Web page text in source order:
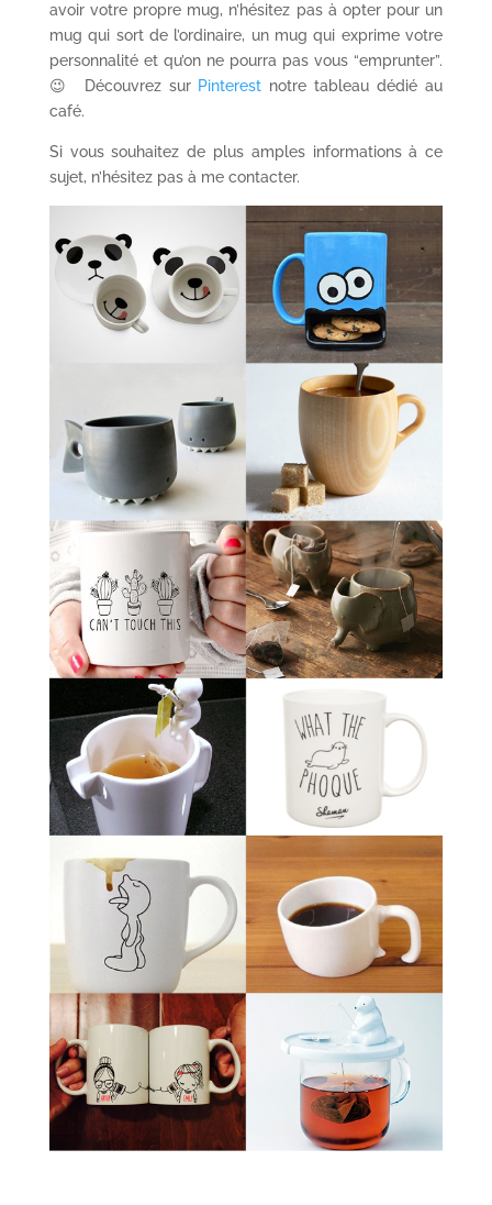
avoir votre propre mug, n’hésitez pas à opter pour un
mug qui sort de l’ordinaire, un mug qui exprime votre
personnalité et qu’on ne pourra pas vous “emprunter”.
😉 Découvrez sur Pinterest notre tableau dédié au
café.
Si vous souhaitez de plus amples informations à ce
sujet, n’hésitez pas à me contacter.